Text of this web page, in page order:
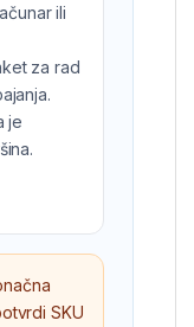
ili
za rad
je
SKU